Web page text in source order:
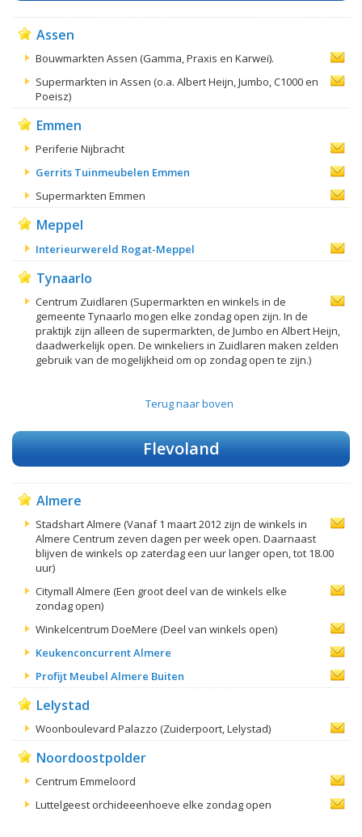
Assen
Bouwmarkten Assen (Gamma, Praxis en Karwei).
Supermarkten in Assen (o.a. Albert Heijn, Jumbo, C1000 en
Poeisz)
Emmen
Periferie Nijbracht
Gerrits Tuinmeubelen Emmen
Supermarkten Emmen
Meppel
Interieurwereld Rogat-Meppel
Tynaarlo
Centrum Zuidlaren (Supermarkten en winkels in de
gemeente Tynaarlo mogen elke zondag open zijn. In de
praktijk zijn alleen de supermarkten, de Jumbo en Albert Heijn,
daadwerkelijk open. De winkeliers in Zuidlaren maken zelden
gebruik van de mogelijkheid om op zondag open te zijn.)
Terug naar boven
Flevoland
Almere
Stadshart Almere (Vanaf 1 maart 2012 zijn de winkels in
Almere Centrum zeven dagen per week open. Daarnaast
blijven de winkels op zaterdag een uur langer open, tot 18.00
uur)
Citymall Almere (Een groot deel van de winkels elke
zondag open)
Winkelcentrum DoeMere (Deel van winkels open)
Keukenconcurrent Almere
Profijt Meubel Almere Buiten
Lelystad
Woonboulevard Palazzo (Zuiderpoort, Lelystad)
Noordoostpolder
Centrum Emmeloord
Luttelgeest orchideeenhoeve elke zondag open